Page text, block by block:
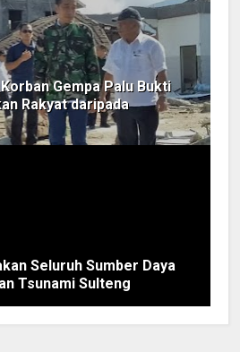
Gempa Palu Bukti
Rakyat daripada
Seluruh Sumber Daya
Tsunami Sulteng